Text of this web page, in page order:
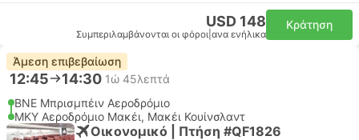
USD 148
Συμπεριλαμβάνονται οι φόροι ανα ενήλικα
Κράτηση
Άμεση επιβεβαίωση
12:45 14:30 1ώ 45λεπτά
BNE Μπρισμπέιν Αεροδρόμιο
MKY Αεροδρόμιο Μακέι, Μακέι Κουίνσλαντ
Οικονομικό | Πτήση #QF1826